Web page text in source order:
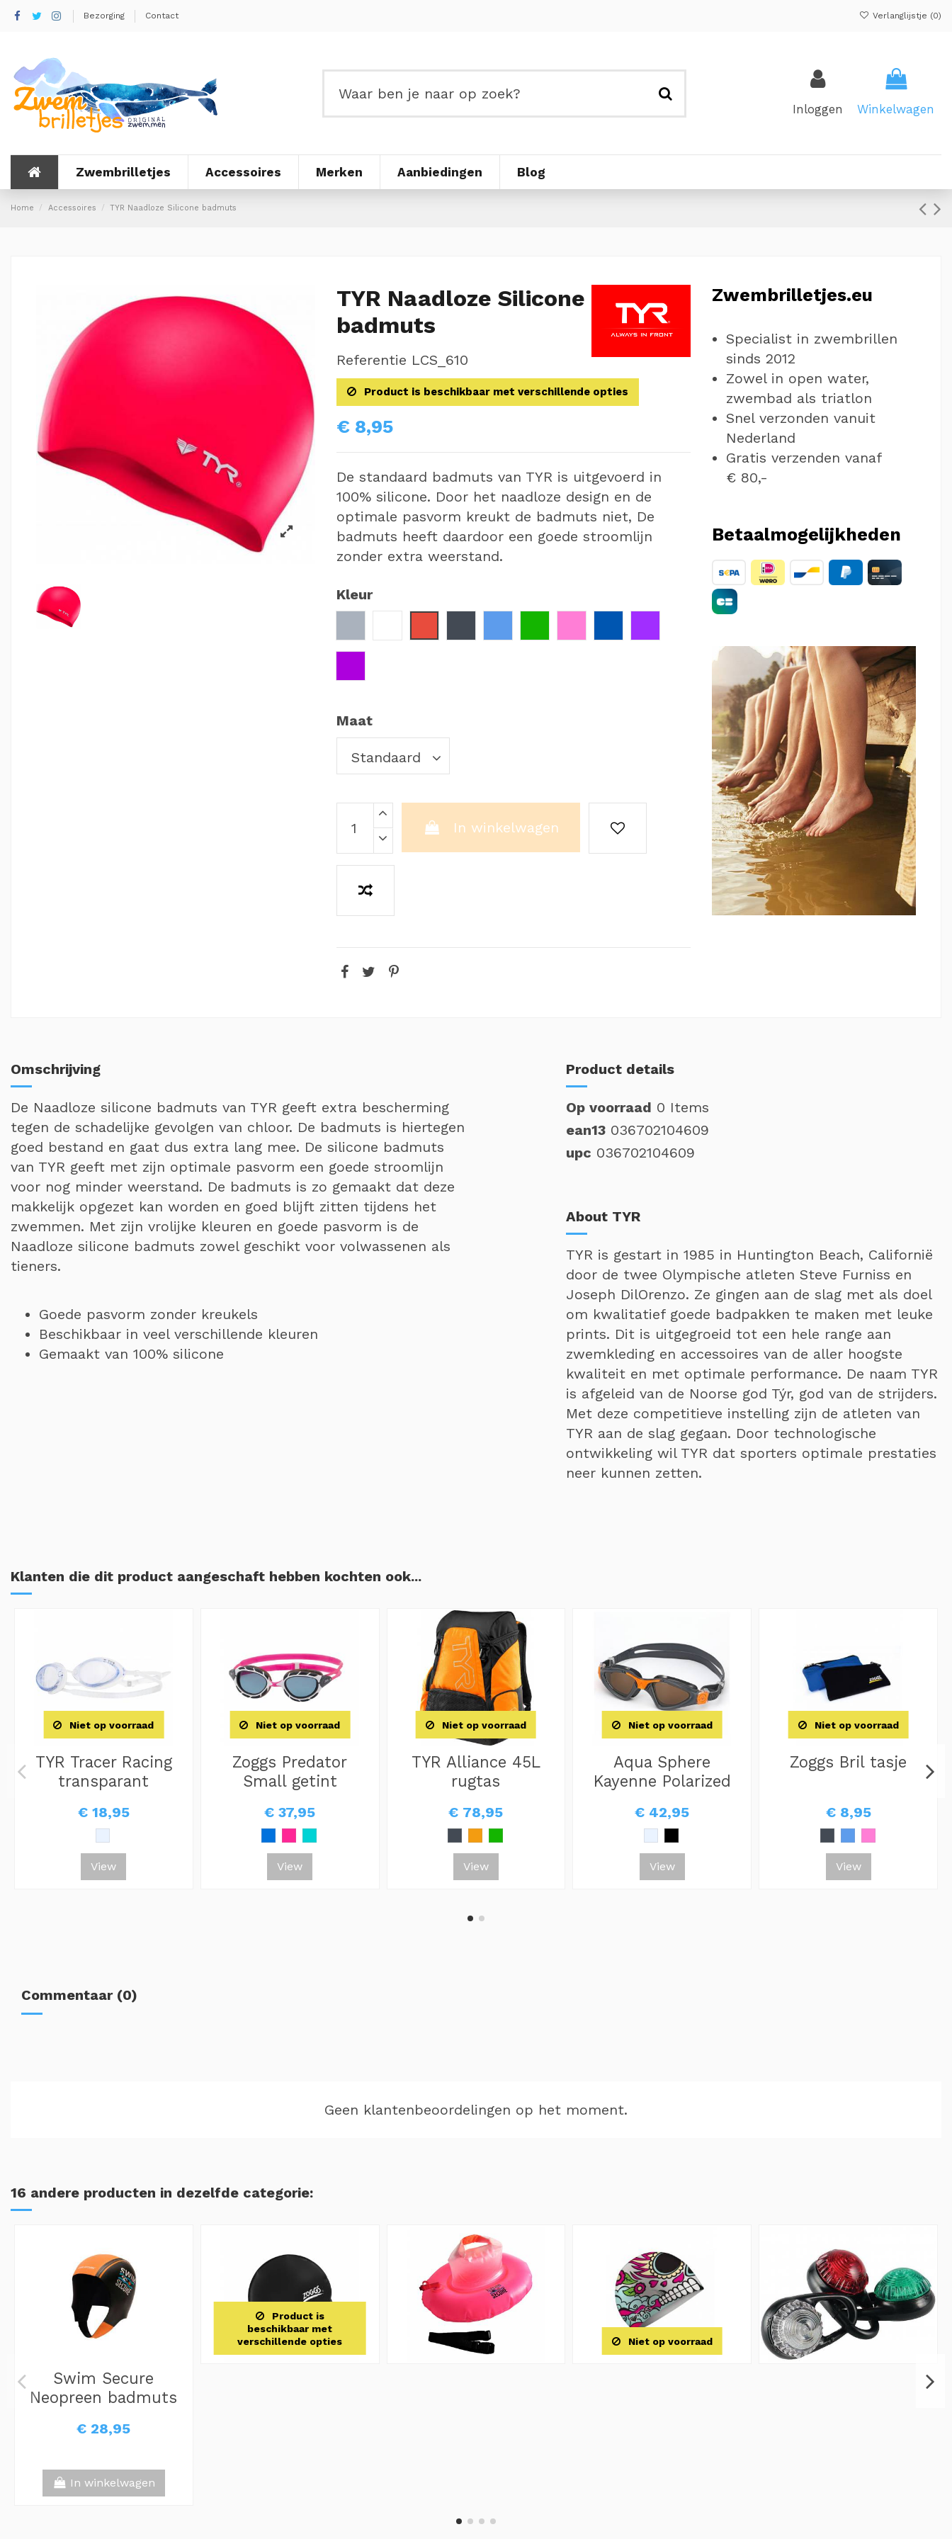
Bezorging Contact Verlanglijstje (0)
Inloggen Winkelwagen
Zwembrilletjes Accessoires Merken Aanbiedingen Blog
Home Accessoires TYR Naadloze Silicone badmuts
TYR Naadloze Silicone
badmuts
Referentie LCS_610
Product is beschikbaar met verschillende opties
€ 8,95
De standaard badmuts van TYR is uitgevoerd in
100% silicone. Door het naadloze design en de
optimale pasvorm kreukt de badmuts niet, De
badmuts heeft daardoor een goede stroomlijn
zonder extra weerstand.
Kleur
Maat
In winkelwagen
Zwembrilletjes.eu
Specialist in zwembrillen
sinds 2012
Zowel in open water,
zwembad als triatlon
Snel verzonden vanuit
Nederland
Gratis verzenden vanaf
€ 80,-
Betaalmogelijkheden
Omschrijving
De Naadloze silicone badmuts van TYR geeft extra bescherming
tegen de schadelijke gevolgen van chloor. De badmuts is hiertegen
goed bestand en gaat dus extra lang mee. De silicone badmuts
van TYR geeft met zijn optimale pasvorm een goede stroomlijn
voor nog minder weerstand. De badmuts is zo gemaakt dat deze
makkelijk opgezet kan worden en goed blijft zitten tijdens het
zwemmen. Met zijn vrolijke kleuren en goede pasvorm is de
Naadloze silicone badmuts zowel geschikt voor volwassenen als
tieners.
Goede pasvorm zonder kreukels
Beschikbaar in veel verschillende kleuren
Gemaakt van 100% silicone
Product details
Op voorraad 0 Items
ean13 036702104609
upc 036702104609
About TYR
TYR is gestart in 1985 in Huntington Beach, Californië
door de twee Olympische atleten Steve Furniss en
Joseph DilOrenzo. Ze gingen aan de slag met als doel
om kwalitatief goede badpakken te maken met leuke
prints. Dit is uitgegroeid tot een hele range aan
zwemkleding en accessoires van de aller hoogste
kwaliteit en met optimale performance. De naam TYR
is afgeleid van de Noorse god Týr, god van de strijders.
Met deze competitieve instelling zijn de atleten van
TYR aan de slag gegaan. Door technologische
ontwikkeling wil TYR dat sporters optimale prestaties
neer kunnen zetten.
Klanten die dit product aangeschaft hebben kochten ook...
Niet op voorraad
TYR Tracer Racing
transparant
€ 18,95
View
Niet op voorraad
Zoggs Predator
Small getint
€ 37,95
View
Niet op voorraad
TYR Alliance 45L
rugtas
€ 78,95
View
Niet op voorraad
Aqua Sphere
Kayenne Polarized
€ 42,95
View
Niet op voorraad
Zoggs Bril tasje
€ 8,95
View
Commentaar (0)
Geen klantenbeoordelingen op het moment.
16 andere producten in dezelfde categorie:
Swim Secure
Neopreen badmuts
€ 28,95
In winkelwagen
Product is
beschikbaar met
verschillende opties
Niet op voorraad